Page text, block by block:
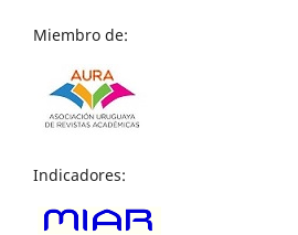
Miembro de:
Indicadores: